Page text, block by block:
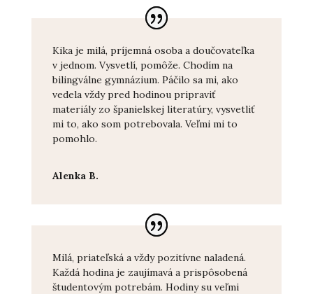
Kika je milá, príjemná osoba a doučovateľka
v jednom. Vysvetlí, pomôže. Chodím na
bilingválne gymnázium. Páčilo sa mi, ako
vedela vždy pred hodinou pripraviť
materiály zo španielskej literatúry, vysvetliť
mi to, ako som potrebovala. Veľmi mi to
pomohlo.
Alenka B.
Milá, priateľská a vždy pozitívne naladená.
Každá hodina je zaujímavá a prispôsobená
študentovým potrebám. Hodiny su veľmi